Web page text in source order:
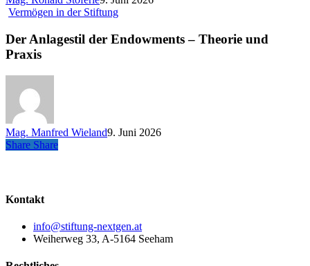
Vermögen in der StiftungDer
der
Der Anlagestil der Endowments – Theorie und
Praxis
Mag. Manfred Wieland9. Juni 2026
Share
Share Share
Kontakt
info@stiftung-nextgen.at
Weiherweg 33, A-5164 Seeham